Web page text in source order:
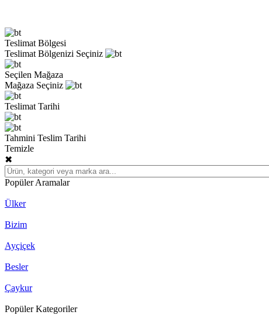
Teslimat Bölgesi
Teslimat Bölgenizi Seçiniz
Seçilen Mağaza
Mağaza Seçiniz
Teslimat Tarihi
Tahmini Teslim Tarihi
Temizle
✖
Popüler Aramalar
Ülker
Bizim
Ayçiçek
Besler
Çaykur
Popüler Kategoriler